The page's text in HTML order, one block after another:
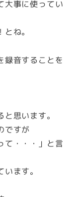
大事に使ってい
ね。
録音することを
思います。
ですが
て・・・」と言
ます。